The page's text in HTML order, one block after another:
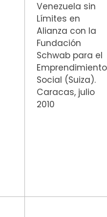
Venezuela sin
Límites en
Alianza con la
Fundación
Schwab para el
Emprendimiento
Social (Suiza).
Caracas, julio
2010